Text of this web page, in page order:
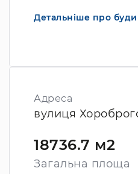
Детальніше про
Адреса
вулиця
18736.7 м2
Загальна площа